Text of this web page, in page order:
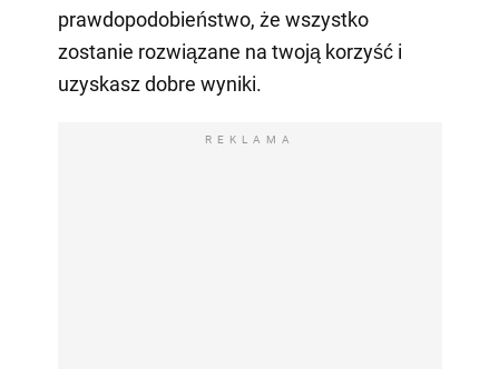
prawdopodobieństwo, że wszystko
zostanie rozwiązane na twoją korzyść i
uzyskasz dobre wyniki.
REKLAMA